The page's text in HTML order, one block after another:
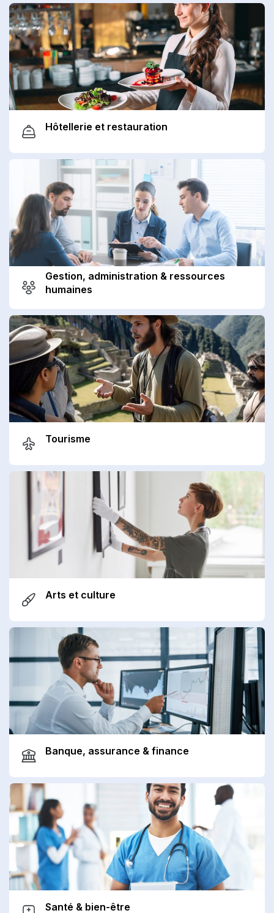
Hôtellerie et restauration
Gestion, administration & ressources
humaines
Tourisme
Arts et culture
Banque, assurance & finance
Santé & bien-être